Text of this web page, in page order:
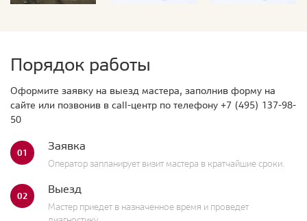
Порядок работы
Оформите заявку на выезд мастера, заполнив форму на
сайте или позвонив в call-центр по телефону +7 (495) 137-98-
50
01 Заявка
Оператор запланирует визит мастера в кратчайшие сроки.
02 Выезд
Мастер приедет в назначенное время и проведет